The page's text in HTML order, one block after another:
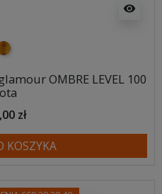
visibility
OMBRE LEVEL 100
zł
KOSZYKA